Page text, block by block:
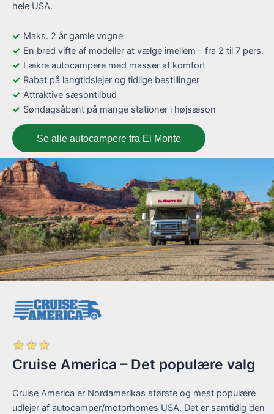
hele USA.
Maks. 2 år gamle vogne
En bred vifte af modeller at vælge imellem – fra 2 til 7 pers.
Lækre autocampere med masser af komfort
Rabat på langtidslejer og tidlige bestillinger
Attraktive sæsontilbud
Søndagsåbent på mange stationer i højsæson
Se alle autocampere fra El Monte
☆☆☆
Cruise America – Det populære valg
Cruise America er Nordamerikas største og mest populære
udlejer af autocamper/motorhomes USA. Det er samtidig den